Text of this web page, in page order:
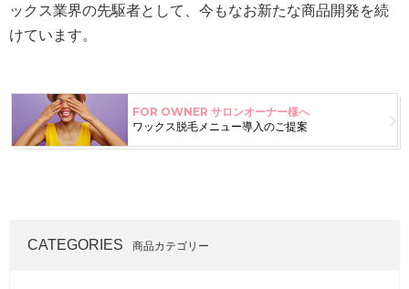
ックス業界の先駆者として、今もなお新たな商品開発を続
けています。
FOR OWNER サロンオーナー様へ
ワックス脱毛メニュー導入のご提案
CATEGORIES 商品カテゴリー